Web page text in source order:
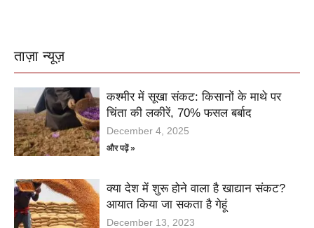
ताज़ा न्यूज़
कश्मीर में सूखा संकट: किसानों के माथे पर
चिंता की लकीरें, 70% फसल बर्बाद
December 4, 2025
और पढ़ें »
क्या देश में शुरू होने वाला है खाद्यान संकट?
आयात किया जा सकता है गेहूं
December 13, 2023